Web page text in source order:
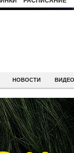
НОВОСТИ ВИДЕО